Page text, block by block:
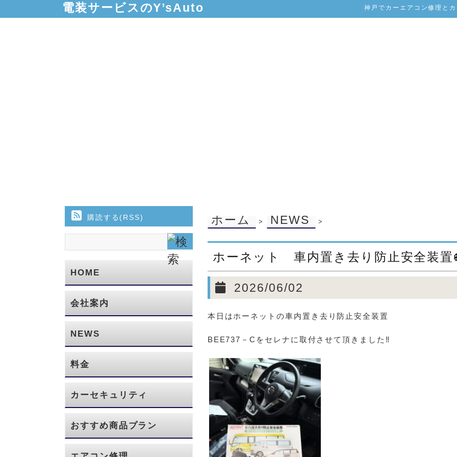
電装サービスのY’sAuto 神戸でカーエアコン修理と
ホーム > NEWS >
ホーネット 車内置き去り防止安全装置
2026/06/02
本日はホーネットの車内置き去り防止安全装置
BEE737－Cをセレナに取付させて頂きました‼️
購読する(RSS)
HOME
会社案内
NEWS
料金
カーセキュリティ
おすすめ商品プラン